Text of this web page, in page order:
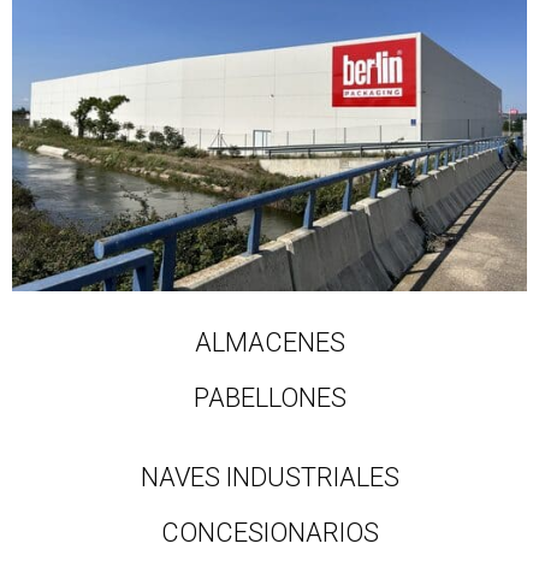
ALMACENES
PABELLONES
NAVES INDUSTRIALES
CONCESIONARIOS